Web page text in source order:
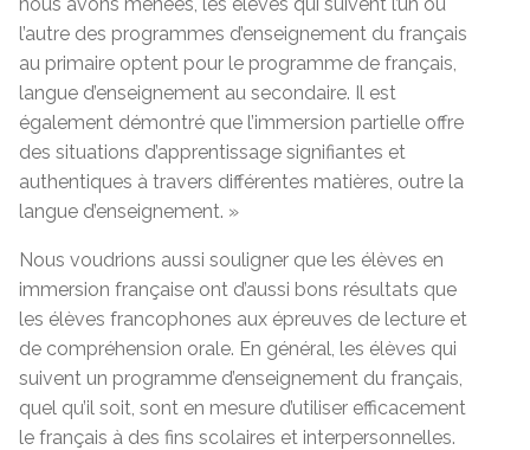
l’autre des programmes d’enseignement du français
au primaire optent pour le programme de français,
langue d’enseignement au secondaire. Il est
également démontré que l’immersion partielle offre
des situations d’apprentissage signifiantes et
authentiques à travers différentes matières, outre la
langue d’enseignement. »
Nous voudrions aussi souligner que les élèves en
immersion française ont d’aussi bons résultats que
les élèves francophones aux épreuves de lecture et
de compréhension orale. En général, les élèves qui
suivent un programme d’enseignement du français,
quel qu’il soit, sont en mesure d’utiliser efficacement
le français à des fins scolaires et interpersonnelles.